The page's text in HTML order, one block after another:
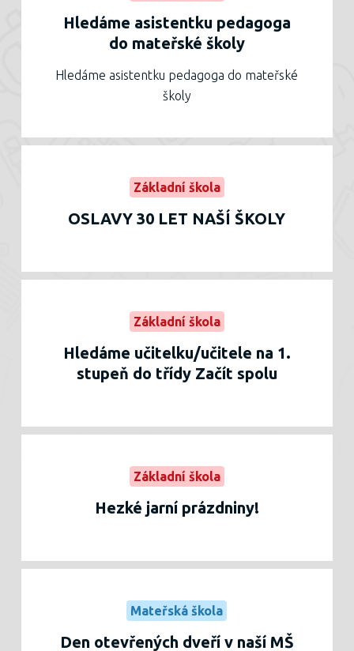
Hledáme asistentku pedagoga
do mateřské školy
Hledáme asistentku pedagoga do mateřské
školy
Základní škola
OSLAVY 30 LET NAŠÍ ŠKOLY
Základní škola
Hledáme učitelku/učitele na 1.
stupeň do třídy Začít spolu
Základní škola
Hezké jarní prázdniny!
Mateřská škola
Den otevřených dveří v naší MŠ